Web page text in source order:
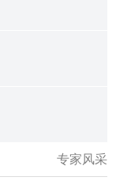
专家风采